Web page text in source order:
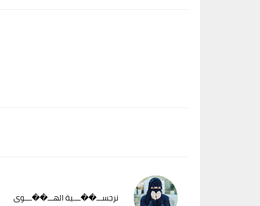
نرجســـ��ــــية الهـــ��ــــوى